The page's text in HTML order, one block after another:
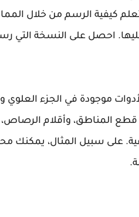
كيفية الرسم من خلال
احصل على النسخة التي
موجودة في الجزء العلوي
قطع المناطق، وأقلام الرصاص،
على سبيل المثال، يمكنك